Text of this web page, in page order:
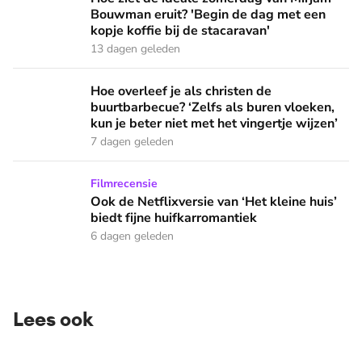
Bouwman eruit? 'Begin de dag met een
kopje koffie bij de stacaravan'
13 dagen geleden
Hoe overleef je als christen de buurtbarbecue? ‘Zelfs als
Hoe overleef je als christen de
buurtbarbecue? ‘Zelfs als buren vloeken,
kun je beter niet met het vingertje wijzen’
7 dagen geleden
Ook de Netflixversie van ‘Het kleine huis’ biedt fijne
Filmrecensie
Ook de Netflixversie van ‘Het kleine huis’
biedt fijne huifkarromantiek
6 dagen geleden
Lees ook